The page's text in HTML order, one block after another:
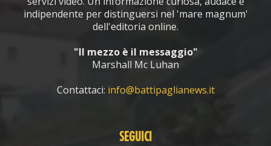
indipendente per distinguersi nel 'mare magnum'
dell'editoria online.
"Il mezzo è il messaggio"
Marshall Mc Luhan
Contattaci: info@battipaglianews.it
SEGUICI